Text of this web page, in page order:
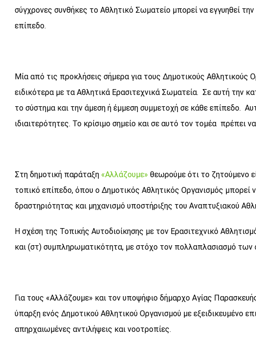
σύγχρονες συνθήκες το Αθλητικό Σωματείο μπορεί να εγγυηθεί
επίπεδο.
Μία από τις προκλήσεις σήμερα για τους Δημοτικούς Αθλητικούς
ειδικότερα με τα Αθλητικά Ερασιτεχνικά Σωματεία. Σε αυτή την
το σύστημα και την άμεση ή έμμεση συμμετοχή σε κάθε επίπεδο.
ιδιαιτερότητες. Το κρίσιμο σημείο και σε αυτό τον τομέα πρέπει
Στη δημοτική παράταξη «Αλλάζουμε» θεωρούμε ότι το ζητούμενο
τοπικό επίπεδο, όπου ο Δημοτικός Αθλητικός Οργανισμός μπορεί
δραστηριότητας και μηχανισμό υποστήριξης του Αναπτυξιακού
Η σχέση της Τοπικής Αυτοδιοίκησης με τον Ερασιτεχνικό
και (στ) συμπληρωματικότητα, με στόχο τον πολλαπλασιασμό
Για τους «Αλλάζουμε» και τον υποψήφιο δήμαρχο Αγίας
ύπαρξη ενός Δημοτικού Αθλητικού Οργανισμού με εξειδικευμένο
απηρχαιωμένες αντιλήψεις και νοοτροπίες.